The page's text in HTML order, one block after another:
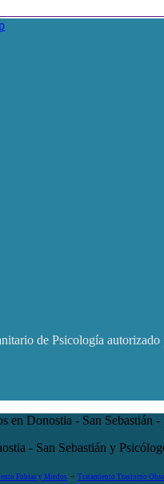
de Psicología
en Donostia - San
- San Sebastián y
Fobias y Miedos - Tratamiento Trastorno